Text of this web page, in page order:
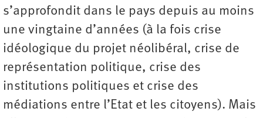
s’approfondit dans le pays depuis au moins
une vingtaine d’années (à la fois crise
idéologique du projet néolibéral, crise de
représentation politique, crise des
institutions politiques et crise des
médiations entre l’Etat et les citoyens). Mais